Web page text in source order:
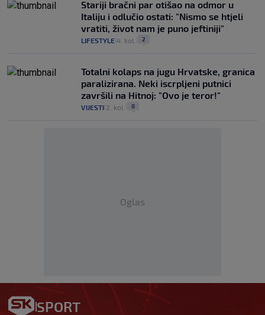
Stariji bračni par otišao na odmor u
Italiju i odlučio ostati: "Nismo se htjeli
vratiti, život nam je puno jeftiniji"
LIFESTYLE 4. kol. 2
Totalni kolaps na jugu Hrvatske, granica
paralizirana. Neki iscrpljeni putnici
završili na Hitnoj: "Ovo je teror!"
VIJESTI 2. kol. 8
Oglas
SPORT